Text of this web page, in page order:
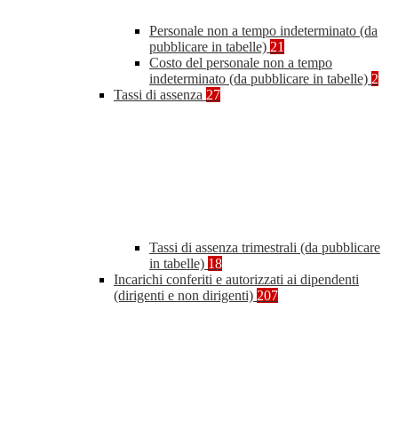
Personale non a tempo indeterminato (da
pubblicare in tabelle) 21
Costo del personale non a tempo
indeterminato (da pubblicare in tabelle) 2
Tassi di assenza 27
Tassi di assenza trimestrali (da pubblicare
in tabelle) 18
Incarichi conferiti e autorizzati ai dipendenti
(dirigenti e non dirigenti) 207